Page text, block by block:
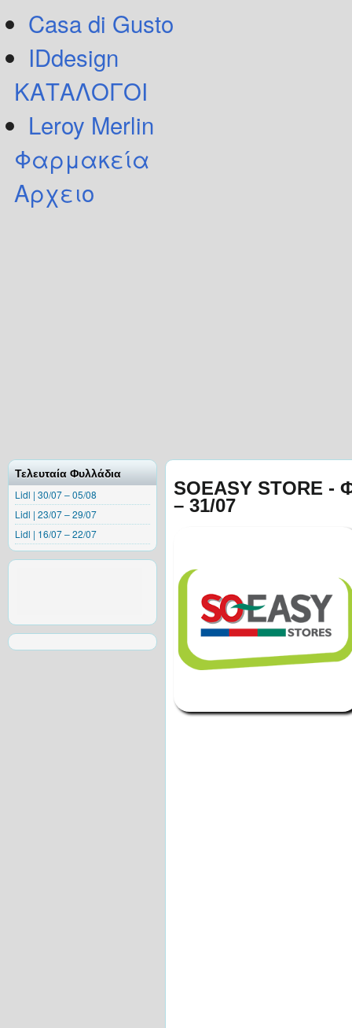
Casa di Gusto
IDdesign
ΚΑΤΑΛΟΓΟΙ
Leroy Merlin
Φαρμακεία
Αρχειο
Τελευταία Φυλλάδια
Lidl | 30/07 – 05/08
Lidl | 23/07 – 29/07
Lidl | 16/07 – 22/07
SOEASY STORE -
– 31/07